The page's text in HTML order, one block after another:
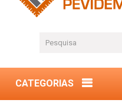
CATEGORIAS